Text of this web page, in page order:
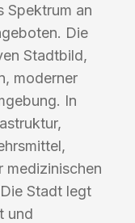
Spektrum an
Die
Stadtbild,
moderner
In
medizinischen
Stadt legt
und